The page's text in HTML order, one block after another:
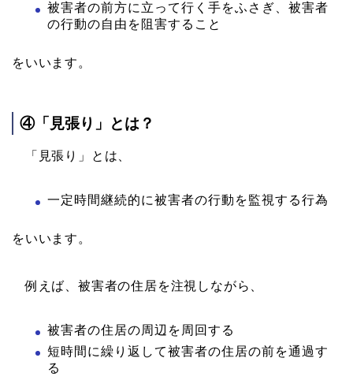
被害者の前方に立って行く手をふさぎ、被害者
の行動の自由を阻害すること
をいいます。
④「見張り」とは？
「見張り」とは、
一定時間継続的に被害者の行動を監視する行為
をいいます。
例えば、被害者の住居を注視しながら、
被害者の住居の周辺を周回する
短時間に繰り返して被害者の住居の前を通過す
る